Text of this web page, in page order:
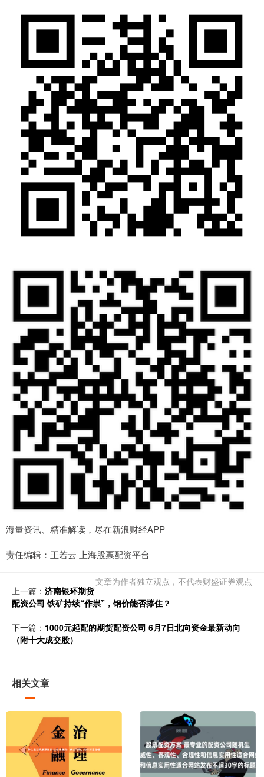
海量资讯、精准解读，尽在新浪财经APP
责任编辑：王若云 上海股票配资平台
文章为作者独立观点，不代表财盛证券观点
上一篇： 济南银环期货
配资公司 铁矿持续“作祟”，钢价能否撑住？
下一篇： 1000元起配的期货配资公司 6月7日北向资金最新动向
（附十大成交股）
相关文章